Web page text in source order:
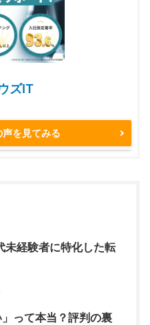
ズIT
を見てみる
経験者に特化した転
って本当？評判の裏